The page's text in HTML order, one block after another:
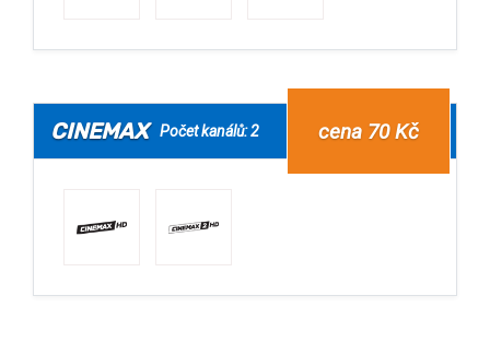
CINEMAX Počet kanálů: 2 cena 70 Kč